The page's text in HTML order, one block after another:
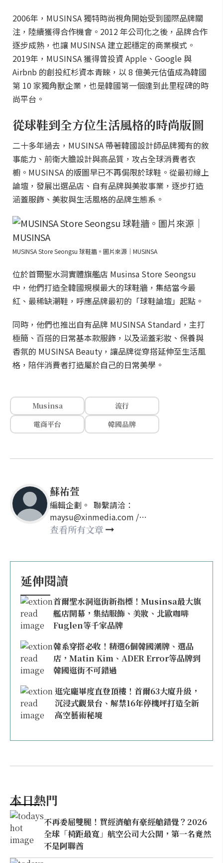
2006年，MUSINSA 獨特時尚視角開始受到國際品牌關
注，陸續獲得合作機會。2012 年公司化之後，品牌合作
逐步成熟，也讓 MUSINSA 建立起穩定的商業模式。
2019年，MUSINSA 獲得曾投資 Apple、Google 與
Airbnb 的創投紅杉資本青睞，以 8 億美元估值成為韓國
第 10 家獨角獸企業，也是韓國第一個達到此里程碑的時
尚平台。
從球鞋到全方位生活風格的時尚版圖
二十多年過去，MUSINSA 帶著韓國設計師品牌獨有的敘
事能力、前衛大膽設計與高品質，攻占全球消費者衣
櫥。MUSINSA 的版圖早已不再侷限於球鞋。從最初線上
論壇，發展出選品店、自有品牌與美妝事業，逐步打造
涵蓋服飾、美妝與生活風格的品牌生態系。
MUSINSA Store Seongsu 球鞋牆。圖片來源｜MUSINSA
位於首爾聖水洞實體旗艦店 Musinsa Store Seongsu
中，他們打造全韓國規模最大的球鞋牆，集結當今最
紅、最稀缺潮鞋，呼應品牌最初的「球鞋論壇」起點。
同時，他們也推出自有品牌 MUSINSA Standard，主打
極簡、百搭的日常基本款服飾，以及涵蓋彩妝、保養與
香氛的 MUSINSA Beauty，讓品牌從穿搭延伸至生活風
格，陪伴消費者打造屬於自己的日常美學。
Musinsa
流行
電商平台
韓國品牌
蘇祐萱
編輯企劃。 聯繫請洽：
maysu@xinmedia.com /
may860527@gmail.com
查看所有文章
延伸閱讀
首爾聖水洞逛街新指標！Musinsa最大旗
艦店開幕，集結服飾、美妝、北歐咖啡
Fuglen等千家品牌
韓系穿搭必收！精選6個韓國潮牌、選品
店，Matin Kim、ADER Error等品牌到
韓國逛街不可錯過
逛完龐畢度直登頂樓！首爾63大廈升級，
沉浸式觀景台、解禁16年停機坪打造全新
高空藝術秘境
本日熱門
不再委屈雙腿！買經濟艙有豪經艙錯覺？2026
全球「椅距最寬」航空公司大公開，第一名竟然
不是阿聯酋